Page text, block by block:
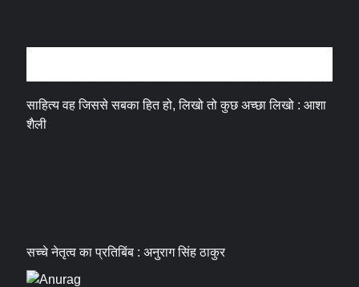
साहित्य वह जिससे सबका हित हो, लिखो तो कुछ अच्छा लिखो : आशा
शैली
सच्चे नेतृत्व का प्रतिबिंब : अनुराग सिंह ठाकुर